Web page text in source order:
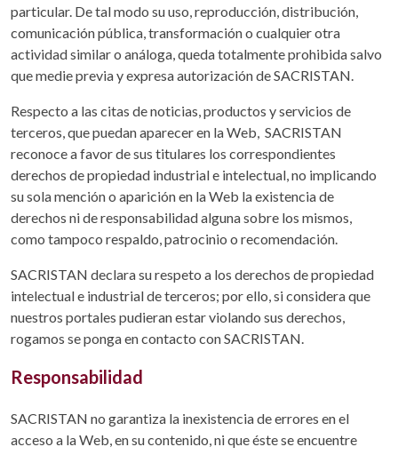
particular. De tal modo su uso, reproducción, distribución,
comunicación pública, transformación o cualquier otra
actividad similar o análoga, queda totalmente prohibida salvo
que medie previa y expresa autorización de SACRISTAN.
Respecto a las citas de noticias, productos y servicios de
terceros, que puedan aparecer en la Web, SACRISTAN
reconoce a favor de sus titulares los correspondientes
derechos de propiedad industrial e intelectual, no implicando
su sola mención o aparición en la Web la existencia de
derechos ni de responsabilidad alguna sobre los mismos,
como tampoco respaldo, patrocinio o recomendación.
SACRISTAN declara su respeto a los derechos de propiedad
intelectual e industrial de terceros; por ello, si considera que
nuestros portales pudieran estar violando sus derechos,
rogamos se ponga en contacto con SACRISTAN.
Responsabilidad
SACRISTAN no garantiza la inexistencia de errores en el
acceso a la Web, en su contenido, ni que éste se encuentre